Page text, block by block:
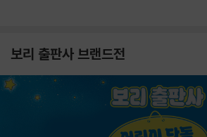
보리 출판사 브랜드전